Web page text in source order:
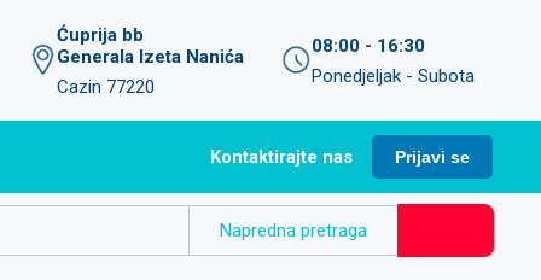
Ćuprija bb
Generala Izeta Nanića
Cazin 77220
08:00 - 16:30
Ponedjeljak - Subota
Kontaktirajte nas Prijavi se
Napredna pretraga